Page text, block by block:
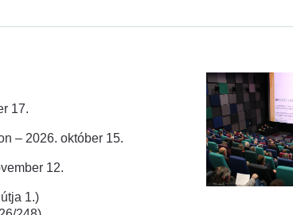
17.
– 2026. október 15.
12.
1.)